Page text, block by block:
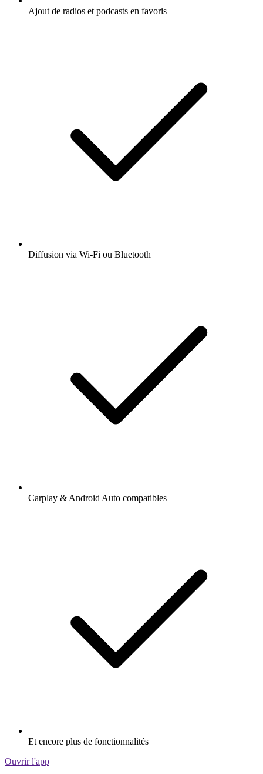
Ajout de radios et podcasts en favoris
Diffusion via Wi-Fi ou Bluetooth
Carplay & Android Auto compatibles
Et encore plus de fonctionnalités
Ouvrir l'app